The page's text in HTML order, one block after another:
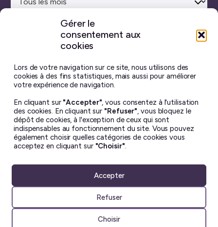
Gérer le
consentement aux
cookies
Lors de votre navigation sur ce site, nous utilisons des
cookies à des fins statistiques, mais aussi pour améliorer
votre expérience de navigation.
En cliquant sur "Accepter", vous consentez à l'utilisation
des cookies. En cliquant sur "Refuser", vous bloquez le
dépôt de cookies, à l'exception de ceux qui sont
indispensables au fonctionnement du site. Vous pouvez
également choisir quelles catégories de cookies vous
acceptez en cliquant sur "Choisir".
Accepter
Refuser
Choisir
réalisé avecWordPress ♥et beaucoup de café.
intelligence artificielle générative.J’ai pris toutes les
photos moi-même, et chaque billet est écrit à la main.
de la licenseCreative Commons BY-NC-ND 4.0.
Il ne peut en aucun cas être altéré ou reproduit à des fins
commerciales. Si vous souhaitez utiliser une de mes photos
– dans un but non lucratif uniquement – merci de me
demander la permission avant ☺︎